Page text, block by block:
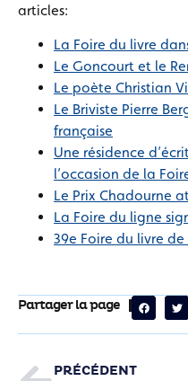
articles:
La Foire du livre
Le Goncourt et le
Le poète Christian
Le Briviste Pierre
française
Une résidence
l’occasion de la
Le Prix Chadourne
La Foire du ligne
39e Foire du livre
Partager la page
PRÉCÉDENT